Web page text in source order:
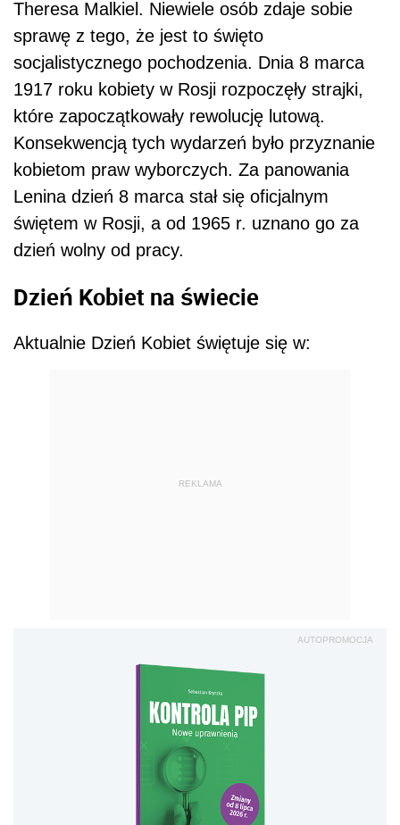
Theresa Malkiel. Niewiele osób zdaje sobie
sprawę z tego, że jest to święto
socjalistycznego pochodzenia. Dnia 8 marca
1917 roku kobiety w Rosji rozpoczęły strajki,
które zapoczątkowały rewolucję lutową.
Konsekwencją tych wydarzeń było przyznanie
kobietom praw wyborczych. Za panowania
Lenina dzień 8 marca stał się oficjalnym
świętem w Rosji, a od 1965 r. uznano go za
dzień wolny od pracy.
Dzień Kobiet na świecie
Aktualnie Dzień Kobiet świętuje się w:
REKLAMA
AUTOPROMOCJA